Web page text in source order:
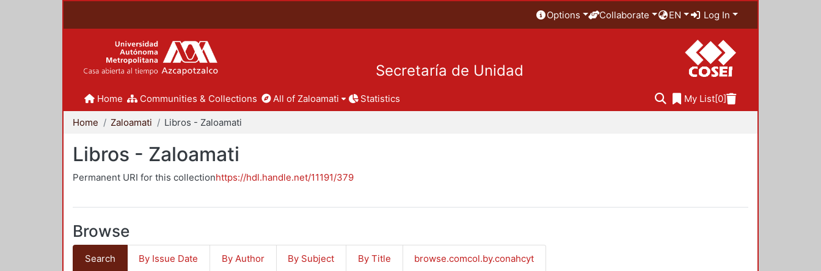
Options Collaborate EN Log In
Secretaría de Unidad
Home Communities & Collections All of Zaloamati Statistics My List[0]
Home Zaloamati Libros - Zaloamati
Libros - Zaloamati
Permanent URI for this collectionhttps://hdl.handle.net/11191/379
Browse
Search By Issue Date By Author By Subject By Title browse.comcol.by.conahcyt